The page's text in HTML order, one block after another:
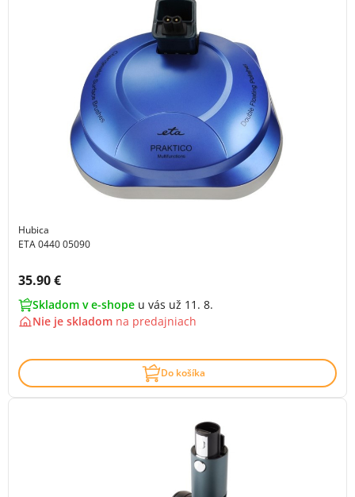
Hubica
ETA 0440 05090
Cena s DPH:
35.90 €
Skladom v e-shope u vás už 11. 8.
Nie je skladom na predajniach
Do košíka